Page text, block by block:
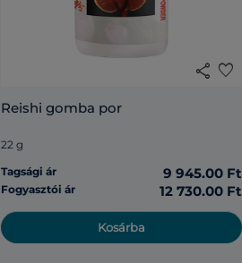
share favorite
Reishi gomba por
22 g
Tagsági ár
9 945.00 Ft
Fogyasztói ár 12 730.00 Ft
Kosárba